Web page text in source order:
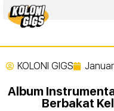
KOLONI GIGS
Album
Berbakat